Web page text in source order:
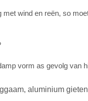
wind en reën, so
vorm as gevolg van
aluminium